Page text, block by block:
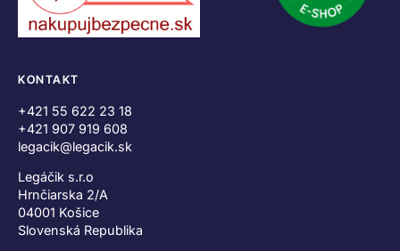
KONTAKT
+421 55 622 23 18
+421 907 919 608
legacik@legacik.sk
Legáčik s.r.o
Hrnčiarska 2/A
04001 Košice
Slovenská Republika